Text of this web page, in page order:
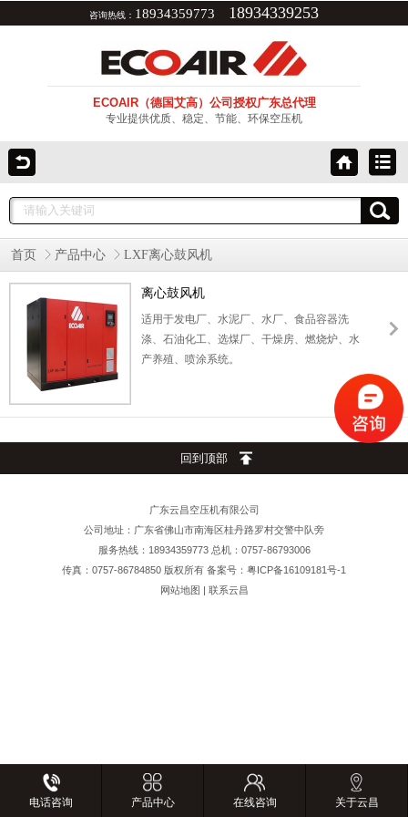
咨询热线： 18934359773 18934339253
ECOAIR（德国艾高）公司授权广东总代理
专业提供优质、稳定、节能、环保空压机
首页 产品中心 LXF离心鼓风机
离心鼓风机
适用于发电厂、水泥厂、水厂、食品容器洗
涤、石油化工、选煤厂、干燥房、燃烧炉、水
产养殖、喷涂系统。
回到顶部
广东云昌空压机有限公司
公司地址：广东省佛山市南海区桂丹路罗村交警中队旁
服务热线：18934359773 总机：0757-86793006
传真：0757-86784850 版权所有 备案号：粤ICP备16109181号-1
网站地图 | 联系云昌
电话咨询 产品中心 在线咨询 关于云昌